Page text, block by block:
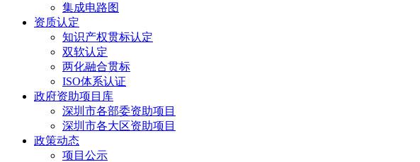
集成电路图
资质认定
知识产权贯标认定
双软认定
两化融合贯标
ISO体系认证
政府资助项目库
深圳市各部委资助项目
深圳市各大区资助项目
政策动态
项目公示